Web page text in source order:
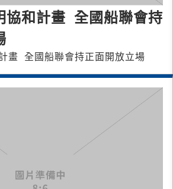
協和計畫 全國船聯會持
畫 全國船聯會持正面開放立場